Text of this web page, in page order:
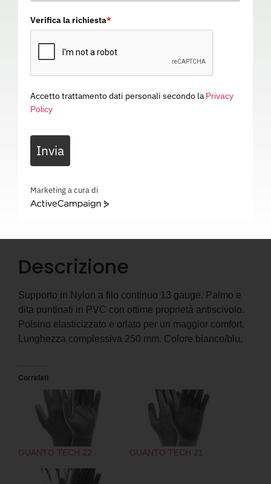
GUANTO TECH 10
05783 Categoria
GUANTO TECH 10 – EN 21420 – EN 388: 2243X – 05783
Descrizione
Supporto in Nylon a filo continuo 13 gauge. Palmo e
dita puntinati in PVC con ottime proprietà antiscivolo.
Polsino elasticizzato e orlato per un maggior comfort.
Lunghezza complessiva 250 mm. Colore bianco/blu.
Correlati
GUANTO TECH 22 GUANTO TECH 21
Verifica la richiesta*
Accetto trattamento dati personali secondo la Privacy
Policy
Invia
Marketing a cura di
ActiveCampaign